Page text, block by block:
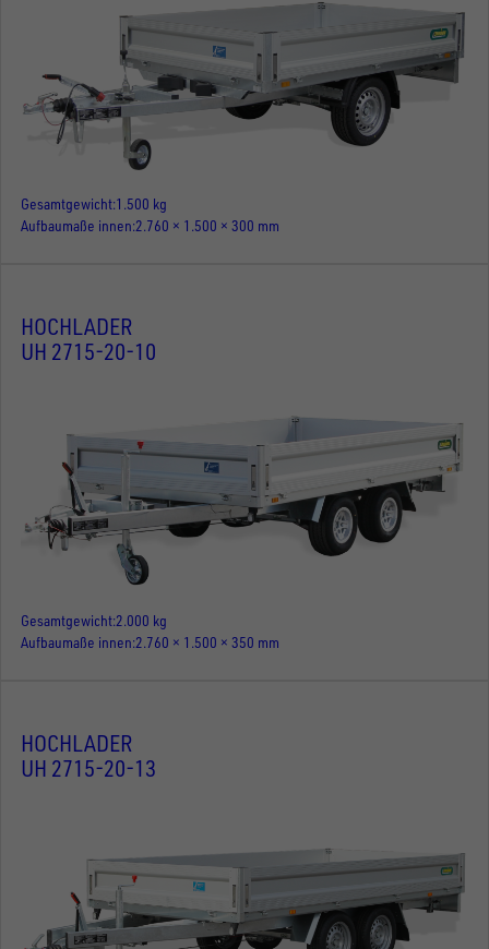
Gesamtgewicht 1.500 kg
Aufbaumaße innen 2.760 × 1.500 × 300 mm
HOCHLADER
UH 2715-20-10
Gesamtgewicht 2.000 kg
Aufbaumaße innen 2.760 × 1.500 × 350 mm
HOCHLADER
UH 2715-20-13